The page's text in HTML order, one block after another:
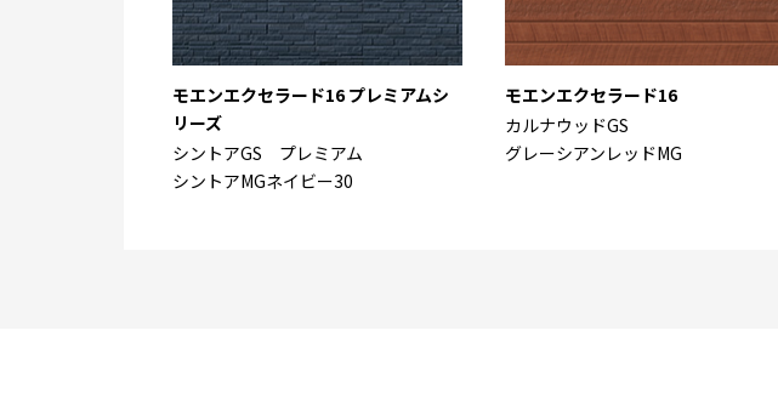
モエンエクセラード16 プレミアムシ
リーズ
シントアGS プレミアム
シントアMGネイビー30
モエンエクセラード16
カルナウッドGS
グレーシアンレッドMG